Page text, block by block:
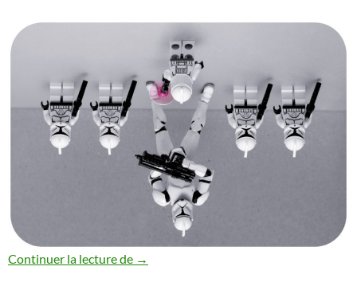
Continuer la lecture de Jouons-nous à l’envers en GN ?
→